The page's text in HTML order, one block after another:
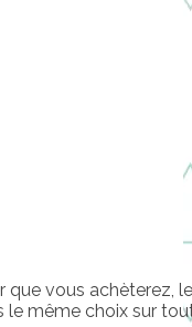
que vous achèterez,
même choix sur